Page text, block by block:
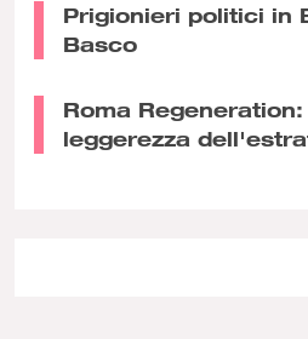
Prigionieri politici in
Basco
Roma
leggerezza